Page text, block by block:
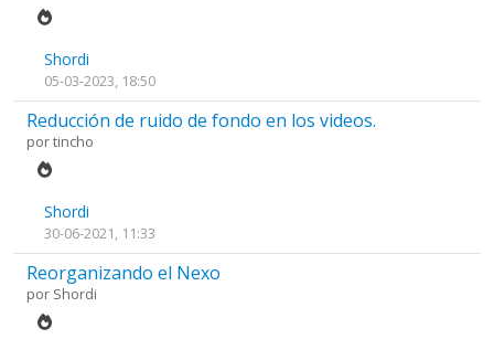
Shordi
05-03-2023, 18:50
Reducción de ruido de fondo en los videos.
portincho
Shordi
30-06-2021, 11:33
Reorganizando el Nexo
por Shordi